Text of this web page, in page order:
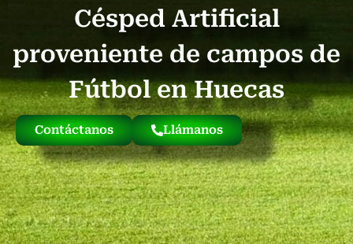
Césped Artificial
proveniente de campos de
Fútbol en Huecas
Contáctanos Llámanos